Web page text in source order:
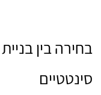
בחירה בין
סינטטיים